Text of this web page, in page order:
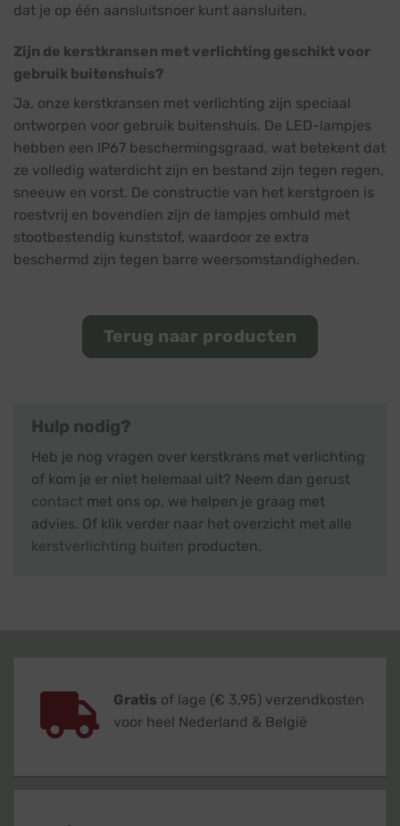
dat je op één aansluitsnoer kunt aansluiten.
Zijn de kerstkransen met verlichting geschikt voor
gebruik buitenshuis?
Ja, onze kerstkransen met verlichting zijn speciaal
ontworpen voor gebruik buitenshuis. De LED-lampjes
hebben een IP67 beschermingsgraad, wat betekent dat
ze volledig waterdicht zijn en bestand zijn tegen regen,
sneeuw en vorst. De constructie van het kerstgroen is
roestvrij en bovendien zijn de lampjes omhuld met
stootbestendig kunststof, waardoor ze extra
beschermd zijn tegen barre weersomstandigheden.
Terug naar producten
Hulp nodig?
Heb je nog vragen over kerstkrans met verlichting
of kom je er niet helemaal uit? Neem dan gerust
contact met ons op, we helpen je graag met
advies. Of klik verder naar het overzicht met alle
kerstverlichting buiten producten.
Gratis of lage (€ 3,95) verzendkosten
voor heel Nederland & België